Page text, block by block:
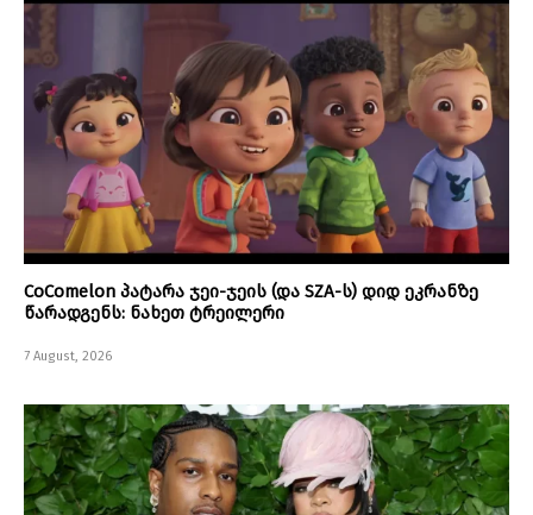
CoComelon პატარა ჯეი-ჯეის (და SZA-ს) დიდ ეკრანზე
წარადგენს: ნახეთ ტრეილერი
7 August, 2026